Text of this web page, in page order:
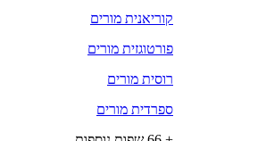
קוריאנית מורים
פורטוגזית מורים
רוסית מורים
ספרדית מורים